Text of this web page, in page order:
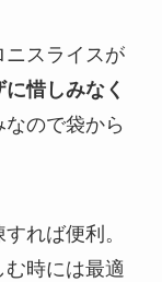
ニスライスが
惜しみなく
ので袋から
れば便利。
時には最適